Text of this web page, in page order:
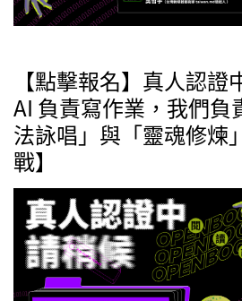
【點擊報名】真人認
AI 負責寫作業，我們負
法詠唱」與「靈魂修煉
戰】